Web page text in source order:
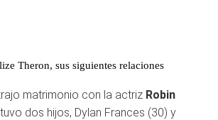
Theron, sus siguientes relaciones
matrimonio con la actriz Robin
dos hijos, Dylan Frances (30) y